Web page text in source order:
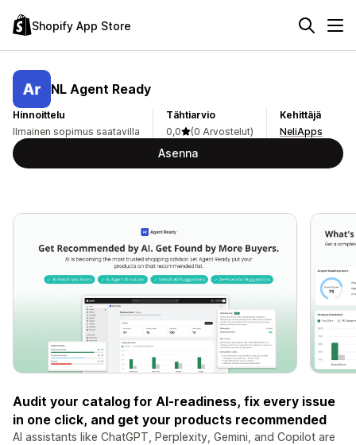
Shopify App Store
NL Agent Ready
Hinnoittelu
Ilmainen sopimus saatavilla
Tähtiarvio
0,0
(0 Arvostelut)
Kehittäjä
NeliApps
Asenna
Audit your catalog for AI-readiness, fix every issue
in one click, and get your products recommended
AI assistants like ChatGPT, Perplexity, Gemini, and Copilot are